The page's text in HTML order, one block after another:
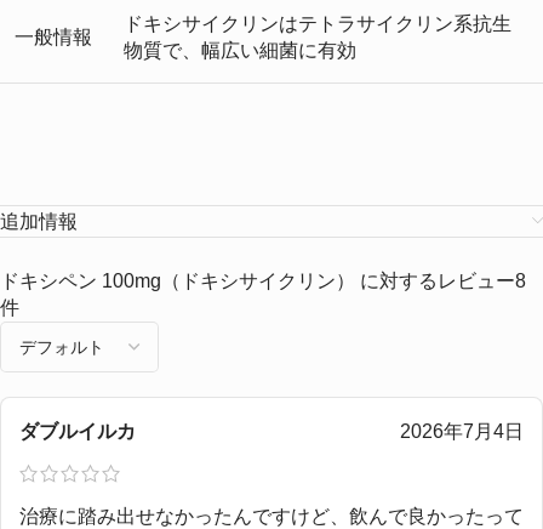
一般情報
ドキシサイクリンはテトラサイクリン系抗生
物質で、幅広い細菌に有効
追加情報
ドキシペン 100mg（ドキシサイクリン）
に対するレビュー8
件
ダブルイルカ 2026年7月4日
治療に踏み出せなかったんですけど、飲んで良かったって